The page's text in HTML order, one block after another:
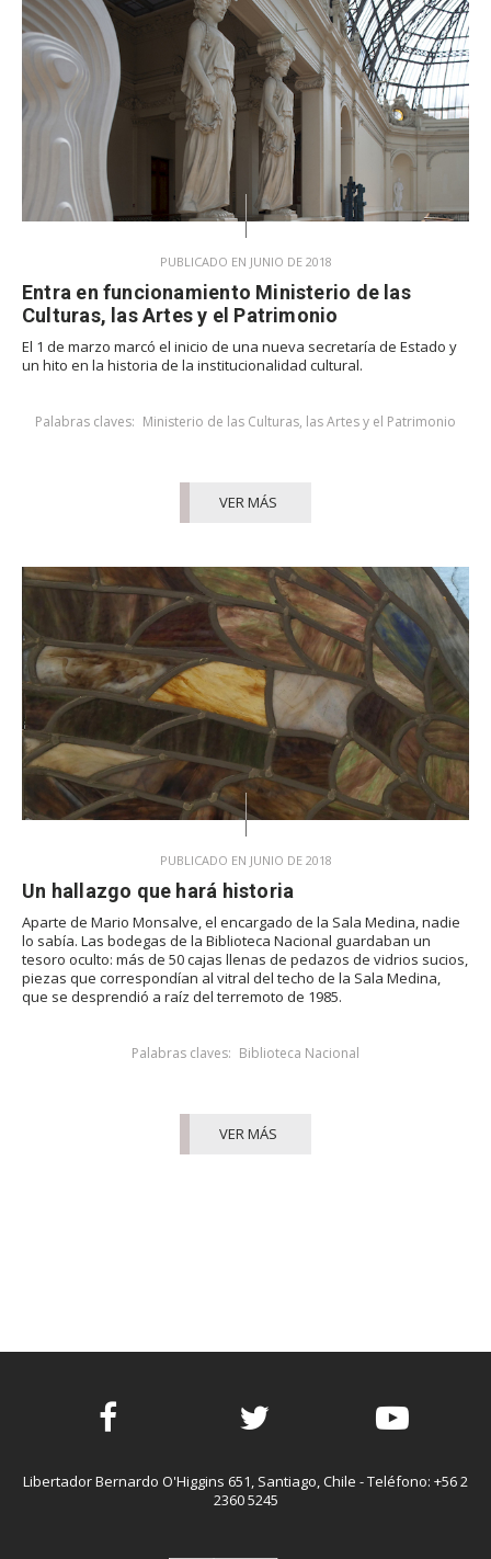
PUBLICADO EN JUNIO DE 2018
Entra en funcionamiento Ministerio de las
Culturas, las Artes y el Patrimonio
El 1 de marzo marcó el inicio de una nueva secretaría de Estado y
un hito en la historia de la institucionalidad cultural.
Palabras claves: Ministerio de las Culturas, las Artes y el Patrimonio
VER MÁS
PUBLICADO EN JUNIO DE 2018
Un hallazgo que hará historia
Aparte de Mario Monsalve, el encargado de la Sala Medina, nadie
lo sabía. Las bodegas de la Biblioteca Nacional guardaban un
tesoro oculto: más de 50 cajas llenas de pedazos de vidrios sucios,
piezas que correspondían al vitral del techo de la Sala Medina,
que se desprendió a raíz del terremoto de 1985.
Palabras claves: Biblioteca Nacional
VER MÁS
Libertador Bernardo O'Higgins 651, Santiago, Chile - Teléfono: +56 2
2360 5245